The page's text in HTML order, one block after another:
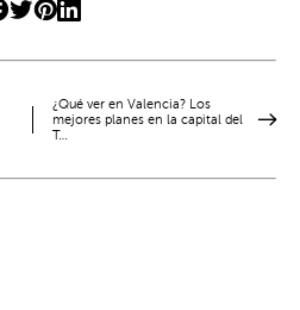
¿Qué ver en Valencia? Los
mejores planes en la capital del
T…